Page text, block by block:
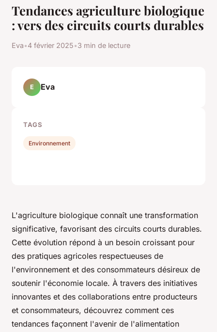
Tendances agriculture biologique
: vers des circuits courts durables
Eva•4 février 2025•3 min de lecture
L'agriculture biologique connaît une transformation
significative, favorisant des circuits courts durables.
Cette évolution répond à un besoin croissant pour
des pratiques agricoles respectueuses de
l'environnement et des consommateurs désireux de
soutenir l'économie locale. À travers des initiatives
innovantes et des collaborations entre producteurs
et consommateurs, découvrez comment ces
tendances façonnent l'avenir de l'alimentation
E Eva
TAGS
Environnement